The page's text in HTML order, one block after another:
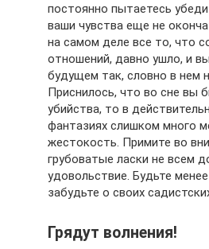
постоянно пытаетесь
ваши чувства еще не
на самом деле все то, что
отношений, давно ушло, и
будущем так, словно в нем
Приснилось, что во сне вы
убийства, то в
фантазиях слишком много
жестокость. Примите во
грубоватые ласки не всем
удовольствие. Будьте
забудьте о своих
Грядут волнения!